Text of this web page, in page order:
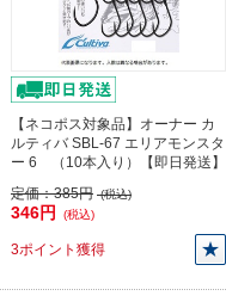
【ネコポス対象品】オーナー カ
ルティバ SBL-67 エリアモンスタ
ー 6 （10本入り）【即日発送】
定価：385円 (税込)
346円 (税込)
3ポイント獲得